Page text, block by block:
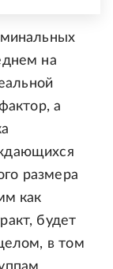
на
а
размера
как
будет
в том